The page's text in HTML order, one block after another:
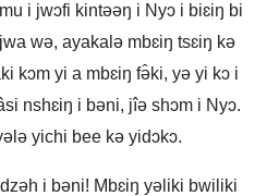
i jwɔfi kintəəŋ i Nyɔ i biɛiŋ bi
wə, ayakalə mbɛiŋ tsɛiŋ kə
kɔm yi a mbɛiŋ fə̂ki, yə yi kɔ i
nshɛiŋ i bəni, jîə shɔm i Nyɔ.
yichi bee kə yidɔkɔ.
i bəni! Mbɛiŋ yəliki bwiliki